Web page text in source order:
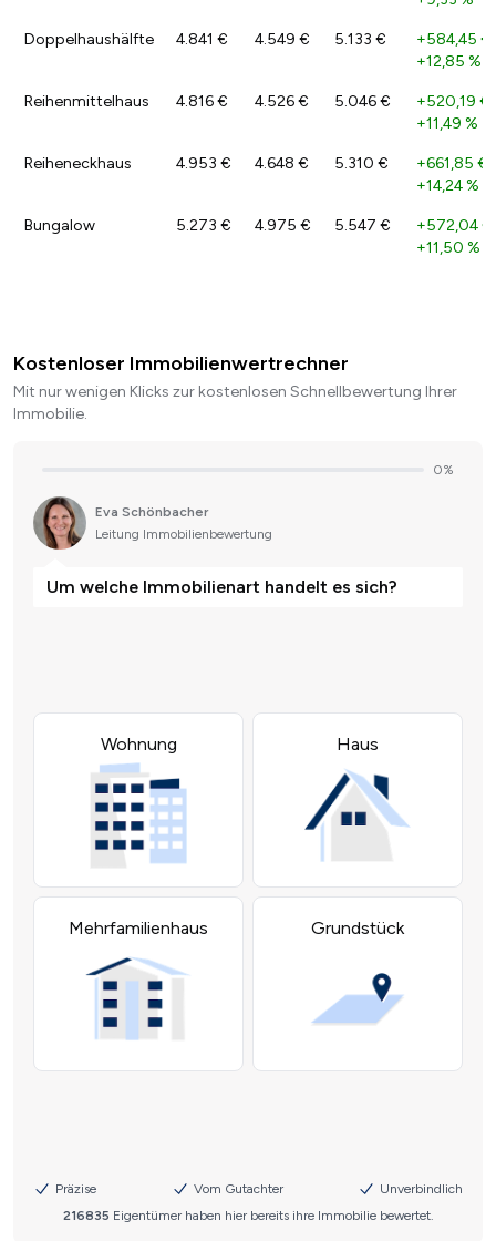
Doppelhaushälfte 4.841 € 4.549 € 5.133 € +584,45 €
+12,85 %
Reihenmittelhaus 4.816 € 4.526 € 5.046 € +520,19 €
+11,49 %
Reiheneckhaus 4.953 € 4.648 € 5.310 € +661,85 €
+14,24 %
Bungalow 5.273 € 4.975 € 5.547 € +572,04 €
+11,50 %
Kostenloser Immobilienwertrechner
Mit nur wenigen Klicks zur kostenlosen Schnellbewertung Ihrer
Immobilie.